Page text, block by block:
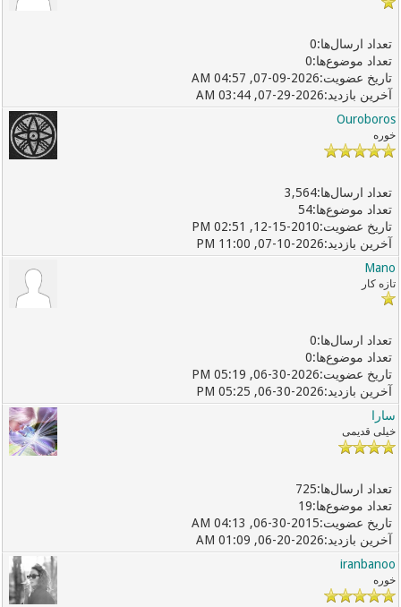
0
0
07-09-2026, 04:57 AM
07-29-2026, 03:44 AM
Ouroboros
خوره
3,564
54
12-15-2010, 02:51 PM
07-10-2026, 11:00 PM
Mano
تازه کار
0
0
06-30-2026, 05:19 PM
06-30-2026, 05:25 PM
سارا
خیلی قدیمی
725
19
06-30-2015, 04:13 AM
06-20-2026, 01:09 AM
iranbanoo
خوره